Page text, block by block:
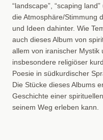
“landscape”, “scaping
die Atmosphäre/Stimmung
und Ideen dahinter. Wie
auch dieses Album von
allem von iranischer Mystik
insbesondere religiöser
Poesie in südkurdischer
Die Stücke dieses Albums
Geschichte einer
seinem Weg erleben kann.